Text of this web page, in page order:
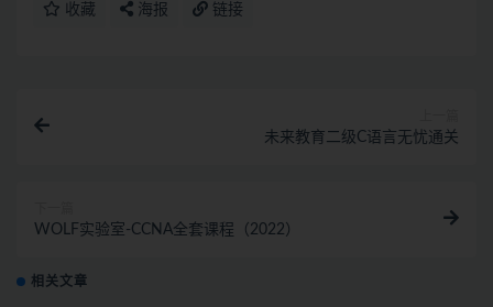
收藏 海报 链接
未来教育二级C语言无忧通关
WOLF实验室-CCNA全套课程（2022）
相关文章